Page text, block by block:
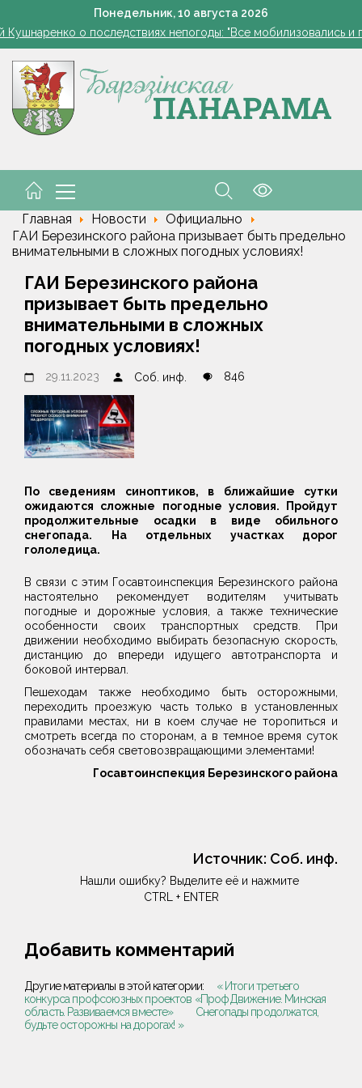
Понедельник,10 августа 2026
Лукашенко встретился с лидером КПРФ Зюгановым
Кушнаренко о последствиях непогоды: "Все мобилизовались и
8 августа открылся сезон охоты на пернатую дичь
Лукашенко вручена Ленинская премия ЦК КПРФ
Лукашенко встретился с лидером КПРФ Зюгановым
Главная Новости
Официально
ГАИ Березинского района призывает быть предельно
внимательными в сложных погодных условиях!
ГАИ Березинского района
призывает быть предельно
внимательными в сложных
погодных условиях!
29.11.2023 Соб. инф. 846
По сведениям синоптиков, в ближайшие сутки
ожидаются сложные погодные условия. Пройдут
продолжительные осадки в виде обильного
снегопада. На отдельных участках дорог
гололедица.
В связи с этим Госавтоинспекция Березинского района
настоятельно рекомендует водителям учитывать
погодные и дорожные условия, а также технические
особенности своих транспортных средств. При
движении необходимо выбирать безопасную скорость,
дистанцию до впереди идущего автотранспорта и
боковой интервал.
Пешеходам также необходимо быть осторожными,
переходить проезжую часть только в установленных
правилами местах, ни в коем случае не торопиться и
смотреть всегда по сторонам, а в темное время суток
обозначать себя световозвращающими элементами!
Госавтоинспекция Березинского района
Источник: Соб. инф.
Нашли ошибку? Выделите её и нажмите
CTRL + ENTER
Добавить комментарий
Другие материалы в этой категории:
« Итоги третьего
конкурса профсоюзных проектов «ПрофДвижение. Минская
область. Развиваемся вместе»
Снегопады продолжатся,
будьте осторожны на дорогах! »